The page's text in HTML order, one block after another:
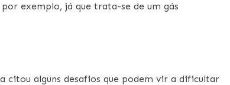
exemplo, já que trata-se de um gás
citou alguns desafios que podem vir a dificultar